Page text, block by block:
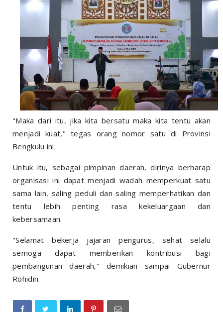
"Maka dari itu, jika kita bersatu maka kita tentu akan
menjadi kuat," tegas orang nomor satu di Provinsi
Bengkulu ini.
Untuk itu, sebagai pimpinan daerah, dirinya berharap
organisasi ini dapat menjadi wadah memperkuat satu
sama lain, saling peduli dan saling memperhatikan dan
tentu lebih penting rasa kekeluargaan dan
kebersamaan.
"Selamat bekerja jajaran pengurus, sehat selalu
semoga dapat memberikan kontribusi bagi
pembangunan daerah," demikian sampai Gubernur
Rohidin.